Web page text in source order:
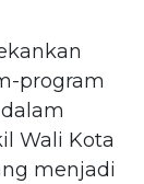
program
Wali Kota
menjadi